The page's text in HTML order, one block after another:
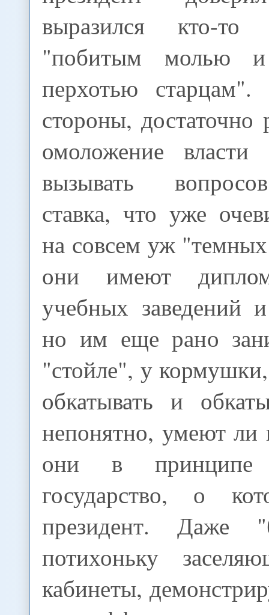
выразился кто-
"побитым молью
перхотью
стороны, достаточно
омоложение
вызывать
ставка, что уже
на совсем уж
они имеют
учебных заведений
но им еще рано
"стойле", у
обкатывать и
непонятно, умеют
они в принципе
государство, о
президент. Даже
потихоньку
кабинеты,